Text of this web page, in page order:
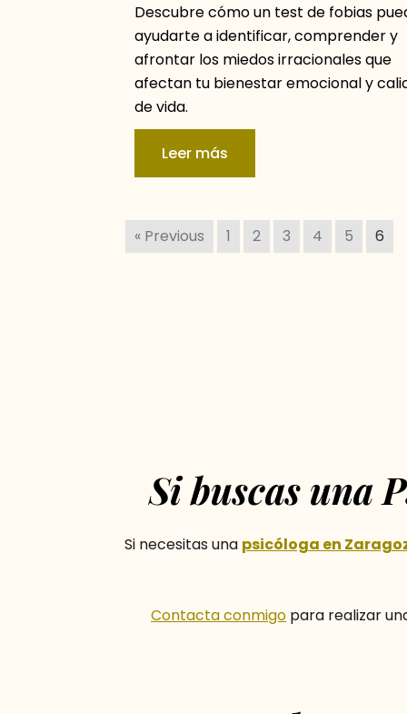
Descubre cómo un test de fobias
ayudarte a identificar, comprender y
afrontar los miedos irracionales que
afectan tu bienestar emocional y
de vida.
Leer más
« Previous 1 2 3 4 5 6
Si buscas una
Si necesitas una psicóloga en
Contacta conmigo para realizar